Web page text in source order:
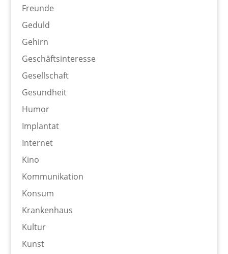
Freunde
Geduld
Gehirn
Geschäftsinteresse
Gesellschaft
Gesundheit
Humor
Implantat
Internet
Kino
Kommunikation
Konsum
Krankenhaus
Kultur
Kunst